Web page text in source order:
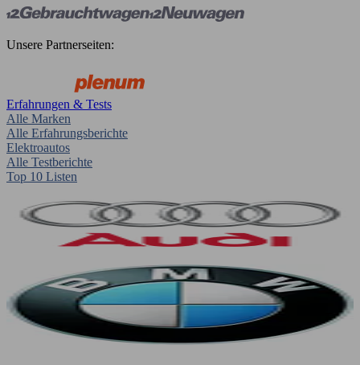
Unsere Partnerseiten:
Erfahrungen & Tests
Alle Marken
Alle Erfahrungsberichte
Elektroautos
Alle Testberichte
Top 10 Listen